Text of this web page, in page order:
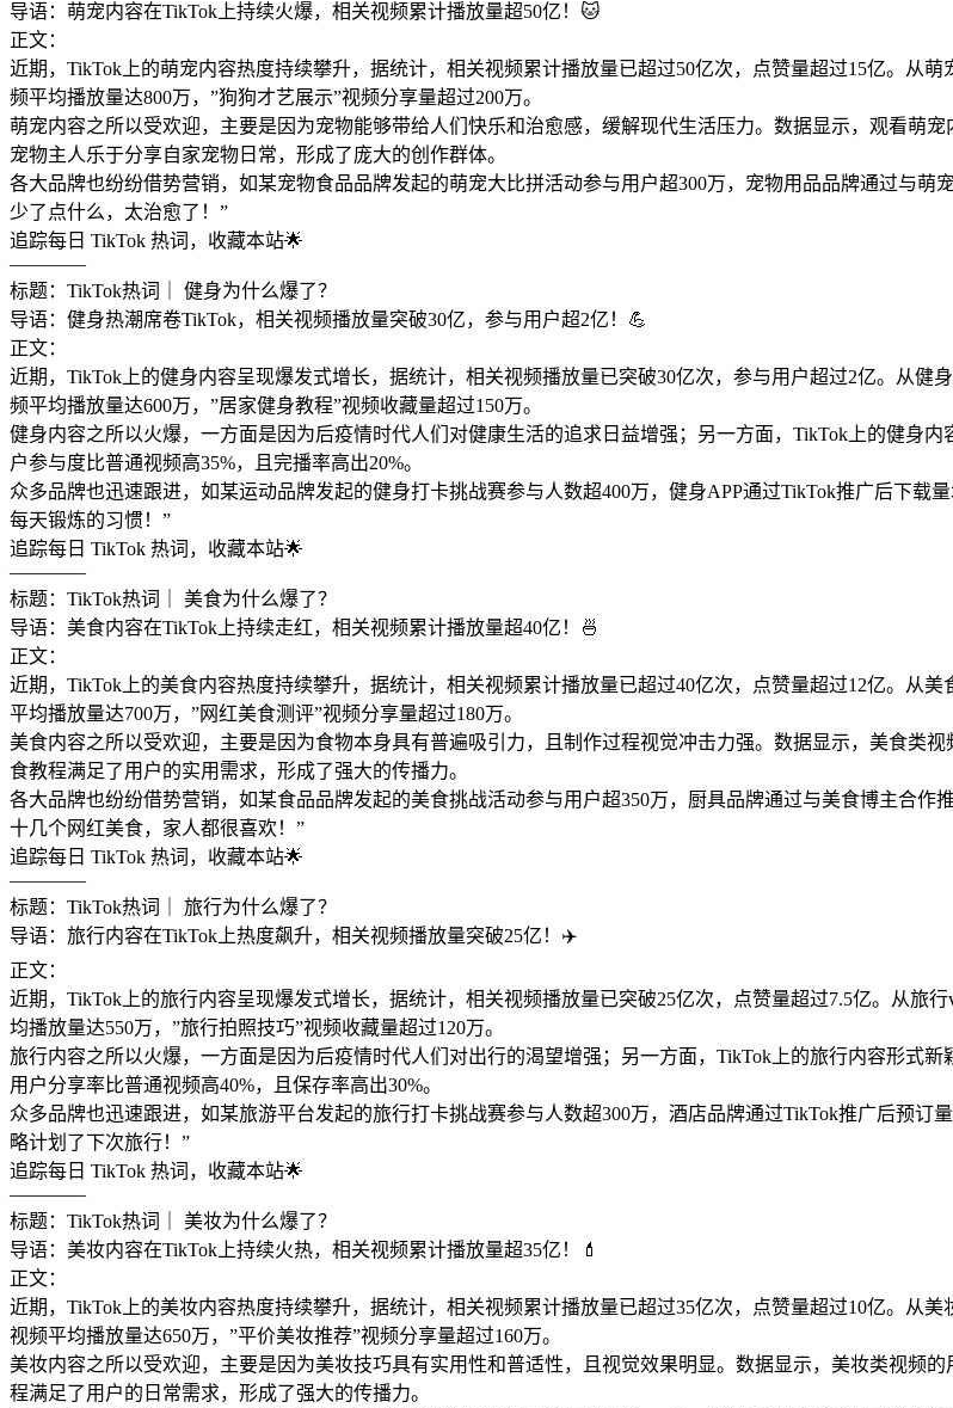
导语：萌宠内容在TikTok上持续火爆，相关视频累计播放量超50亿！🐱
正文：
近期，TikTok上的萌宠内容热度持续攀升，据统计，相关视频累计播放量已超过50亿次，点赞量超过15亿。从
频平均播放量达800万，”狗狗才艺展示”视频分享量超过200万。
萌宠内容之所以受欢迎，主要是因为宠物能够带给人们快乐和治愈感，缓解现代生活压力。数据显示，观看萌
宠物主人乐于分享自家宠物日常，形成了庞大的创作群体。
各大品牌也纷纷借势营销，如某宠物食品品牌发起的萌宠大比拼活动参与用户超300万，宠物用品品牌通过与萌
少了点什么，太治愈了！”
追踪每日 TikTok 热词，收藏本站🌟
————
标题：TikTok热词｜ 健身为什么爆了？
导语：健身热潮席卷TikTok，相关视频播放量突破30亿，参与用户超2亿！💪
正文：
近期，TikTok上的健身内容呈现爆发式增长，据统计，相关视频播放量已突破30亿次，参与用户超过2亿。从健
频平均播放量达600万，”居家健身教程”视频收藏量超过150万。
健身内容之所以火爆，一方面是因为后疫情时代人们对健康生活的追求日益增强；另一方面，TikTok上的健身
户参与度比普通视频高35%，且完播率高出20%。
众多品牌也迅速跟进，如某运动品牌发起的健身打卡挑战赛参与人数超400万，健身APP通过TikTok推广后下载
每天锻炼的习惯！”
追踪每日 TikTok 热词，收藏本站🌟
————
标题：TikTok热词｜ 美食为什么爆了？
导语：美食内容在TikTok上持续走红，相关视频累计播放量超40亿！🍜
正文：
近期，TikTok上的美食内容热度持续攀升，据统计，相关视频累计播放量已超过40亿次，点赞量超过12亿。从
平均播放量达700万，”网红美食测评”视频分享量超过180万。
美食内容之所以受欢迎，主要是因为食物本身具有普遍吸引力，且制作过程视觉冲击力强。数据显示，美食类
食教程满足了用户的实用需求，形成了强大的传播力。
各大品牌也纷纷借势营销，如某食品品牌发起的美食挑战活动参与用户超350万，厨具品牌通过与美食博主合作
十几个网红美食，家人都很喜欢！”
追踪每日 TikTok 热词，收藏本站🌟
————
标题：TikTok热词｜ 旅行为什么爆了？
导语：旅行内容在TikTok上热度飙升，相关视频播放量突破25亿！✈️
正文：
近期，TikTok上的旅行内容呈现爆发式增长，据统计，相关视频播放量已突破25亿次，点赞量超过7.5亿。从旅
均播放量达550万，”旅行拍照技巧”视频收藏量超过120万。
旅行内容之所以火爆，一方面是因为后疫情时代人们对出行的渴望增强；另一方面，TikTok上的旅行内容形式
用户分享率比普通视频高40%，且保存率高出30%。
众多品牌也迅速跟进，如某旅游平台发起的旅行打卡挑战赛参与人数超300万，酒店品牌通过TikTok推广后预订
略计划了下次旅行！”
追踪每日 TikTok 热词，收藏本站🌟
————
标题：TikTok热词｜ 美妆为什么爆了？
导语：美妆内容在TikTok上持续火热，相关视频累计播放量超35亿！💄
正文：
近期，TikTok上的美妆内容热度持续攀升，据统计，相关视频累计播放量已超过35亿次，点赞量超过10亿。从
视频平均播放量达650万，”平价美妆推荐”视频分享量超过160万。
美妆内容之所以受欢迎，主要是因为美妆技巧具有实用性和普适性，且视觉效果明显。数据显示，美妆类视频
程满足了用户的日常需求，形成了强大的传播力。